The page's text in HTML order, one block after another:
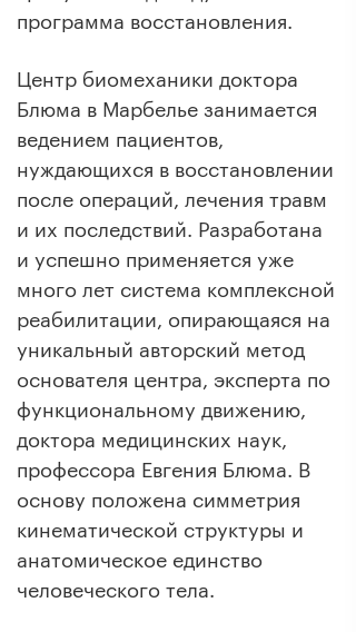
программа восстановления.
Центр биомеханики доктора
Блюма в Марбелье занимается
ведением пациентов,
нуждающихся в восстановлении
после операций, лечения травм
и их последствий. Разработана
и успешно применяется уже
много лет система комплексной
реабилитации, опирающаяся на
уникальный авторский метод
основателя центра, эксперта по
функциональному движению,
доктора медицинских наук,
профессора Евгения Блюма. В
основу положена симметрия
кинематической структуры и
анатомическое единство
человеческого тела.